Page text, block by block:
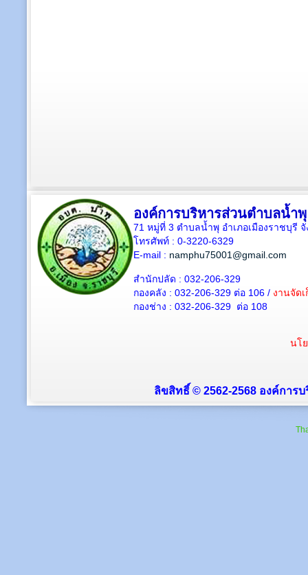
องค์การบริหารส่วนตำบลน้ำพุ
71 หมู่ที่ 3 ตำบลน้ำพุ อำเภอเมืองราชบุรี
โทรศัพท์ : 0-3220-6329
E-mail : namphu75001@gmail.com
สำนักปลัด : 032-206-329
กองคลัง : 032-206-329 ต่อ 106 / งานจัด
กองช่าง : 032-206-329 ต่อ 108
นโ
ลิขสิทธิ์ © 2562-2568 องค์การ